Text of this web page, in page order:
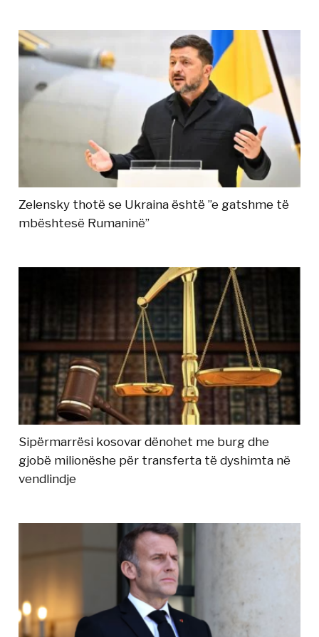
Zelensky thotë se Ukraina është ”e gatshme të
mbështesë Rumaninë”
Sipërmarrësi kosovar dënohet me burg dhe
gjobë milionëshe për transferta të dyshimta në
vendlindje